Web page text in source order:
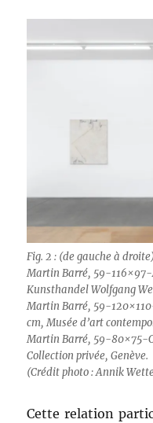
Fig. 2 : (de gauche à
Martin Barré, 59-116×97-
Kunsthandel Wolfgang
Martin Barré, 59-
cm, Musée d’art
Martin Barré, 59-80×75-
Collection privée, Genève.
(Crédit photo : Annik
Cette relation